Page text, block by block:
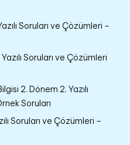
Soruları ve Çözümleri –
Soruları ve Çözümleri
2. Dönem 2. Yazılı
Soruları
Soruları ve Çözümleri –